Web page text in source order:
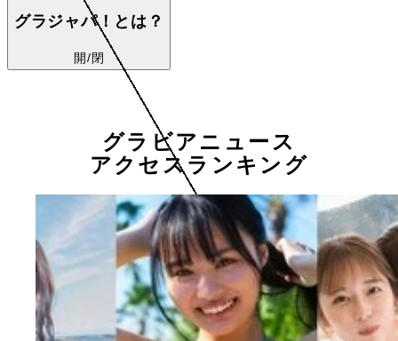
グラジャパ！とは？
開/閉
グラビアニュース
アクセスランキング